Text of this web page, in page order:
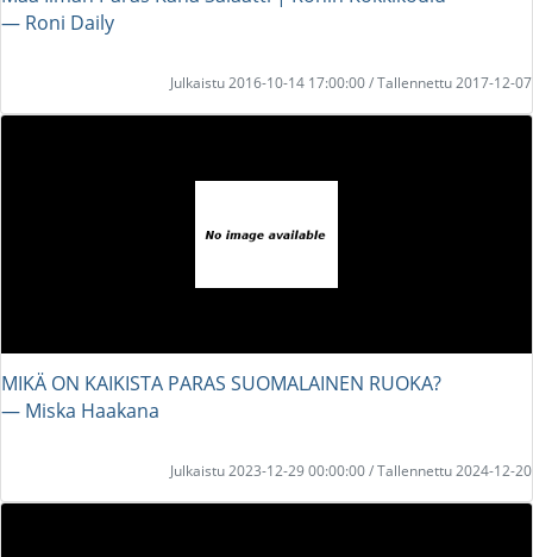
― Roni Daily
Julkaistu 2016-10-14 17:00:00 / Tallennettu 2017-12-07
MIKÄ ON KAIKISTA PARAS SUOMALAINEN RUOKA?
― Miska Haakana
Julkaistu 2023-12-29 00:00:00 / Tallennettu 2024-12-20